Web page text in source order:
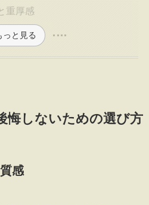
重厚感
っと見る
悔しないための選び方
感